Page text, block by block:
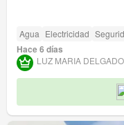
Agua Electricidad
Hace 6 días
LUZ MARIA